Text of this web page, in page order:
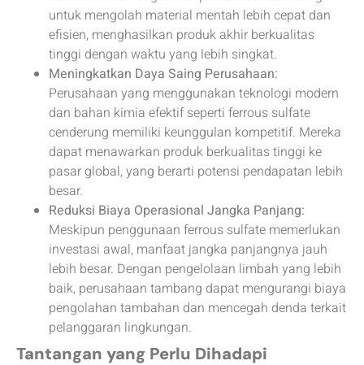
untuk mengolah material mentah lebih cepat dan
efisien, menghasilkan produk akhir berkualitas
tinggi dengan waktu yang lebih singkat.
Meningkatkan Daya Saing Perusahaan:
Perusahaan yang menggunakan teknologi modern
dan bahan kimia efektif seperti ferrous sulfate
cenderung memiliki keunggulan kompetitif. Mereka
dapat menawarkan produk berkualitas tinggi ke
pasar global, yang berarti potensi pendapatan lebih
besar.
Reduksi Biaya Operasional Jangka Panjang:
Meskipun penggunaan ferrous sulfate memerlukan
investasi awal, manfaat jangka panjangnya jauh
lebih besar. Dengan pengelolaan limbah yang lebih
baik, perusahaan tambang dapat mengurangi biaya
pengolahan tambahan dan mencegah denda terkait
pelanggaran lingkungan.
Tantangan yang Perlu Dihadapi